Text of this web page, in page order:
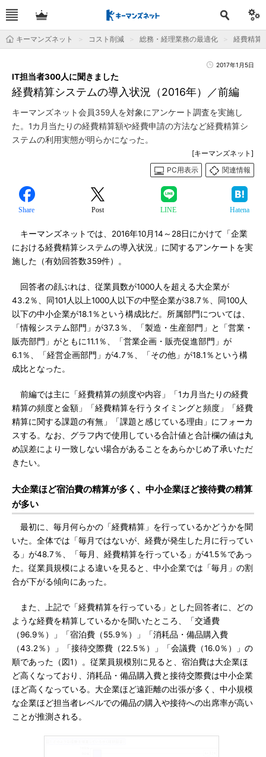
キーマンズネット コスト削減 総務・経理業務の最適化 経費精算
2017年1月5日
経費精算システムの導入状況（2016年）／前編
IT担当者300人に聞きました
キーマンズネット会員359人を対象にアンケート調査を実施し
た。1カ月当たりの経費精算額や経費申請の方法など経費精算シ
ステムの利用実態が明らかになった。
[キーマンズネット]
PC用表示
関連情報
Share Post LINE Hatena
キーマンズネットでは、2016年10月14～28日にかけて「企業
における経費精算システムの導入状況」に関するアンケートを実
施した（有効回答数359件）。
回答者の顔ぶれは、従業員数が1000人を超える大企業が
43.2％、同101人以上1000人以下の中堅企業が38.7％、同100人
以下の中小企業が18.1％という構成比だ。所属部門については、
「情報システム部門」が37.3％、「製造・生産部門」と「営業・
販売部門」がともに11.1％、「営業企画・販売促進部門」が
6.1％、「経営企画部門」が4.7％、「その他」が18.1％という構
成比となった。
前編では主に「経費精算の頻度や内容」「1カ月当たりの経費
精算の頻度と金額」「経費精算を行うタイミングと頻度」「経費
精算に関する課題の有無」「課題と感じている理由」にフォーカ
スする。なお、グラフ内で使用している合計値と合計欄の値は丸
め誤差により一致しない場合があることをあらかじめ了承いただ
きたい。
大企業ほど宿泊費の精算が多く、中小企業ほど接待費の精算
が多い
最初に、毎月何らかの「経費精算」を行っているかどうかを聞
いた。全体では「毎月ではないが、経費が発生した月に行ってい
る」が48.7％、「毎月、経費精算を行っている」が41.5％であっ
た。従業員規模による違いを見ると、中小企業では「毎月」の割
合が下がる傾向にあった。
また、上記で「経費精算を行っている」とした回答者に、どの
ような経費を精算しているかを聞いたところ、「交通費
（96.9％）」「宿泊費（55.9％）」「消耗品・備品購入費
（43.2％）」「接待交際費（22.5％）」「会議費（16.0％）」の
順であった（図1）。従業員規模別に見ると、宿泊費は大企業ほ
ど高くなっており、消耗品・備品購入費と接待交際費は中小企業
ほど高くなっている。大企業ほど遠距離の出張が多く、中小規模
な企業ほど担当者レベルでの備品の購入や接待への出席率が高い
ことが推測される。